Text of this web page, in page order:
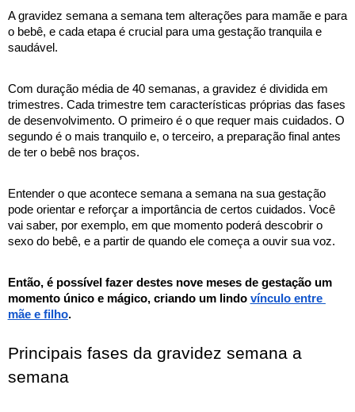
A gravidez semana a semana tem alterações para mamãe e para
o bebê, e cada etapa é crucial para uma gestação tranquila e
saudável.
Com duração média de 40 semanas, a gravidez é dividida em
trimestres. Cada trimestre tem características próprias das fases
de desenvolvimento. O primeiro é o que requer mais cuidados. O
segundo é o mais tranquilo e, o terceiro, a preparação final antes
de ter o bebê nos braços.
Entender o que acontece semana a semana na sua gestação
pode orientar e reforçar a importância de certos cuidados. Você
vai saber, por exemplo, em que momento poderá descobrir o
sexo do bebê, e a partir de quando ele começa a ouvir sua voz.
Então, é possível fazer destes nove meses de gestação um
momento único e mágico, criando um lindo vínculo entre
mãe e filho.
Principais fases da gravidez semana a
semana